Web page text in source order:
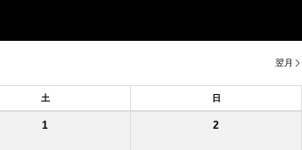
翌月
土 日
1 2